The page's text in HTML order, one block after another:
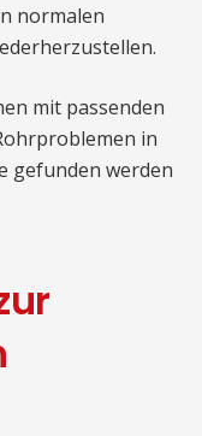
normalen
mit passenden
in
gefunden werden